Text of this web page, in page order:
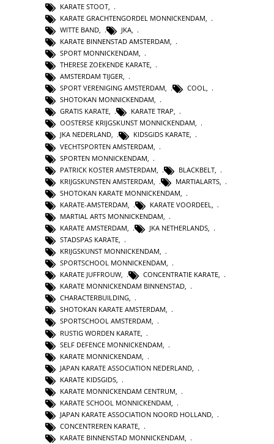
KARATE STOOT
KARATE GRACHTENGORDEL MONNICKENDAM
WITTE BAND
JKA
KARATE BINNENSTAD AMSTERDAM
SPORT MONNICKENDAM,
THERESE ZOEKENDE KARATE,
AMSTERDAM TIJGER,
SPORT VERENIGING AMSTERDAM, COOL,
SHOTOKAN MONNICKENDAM,
GRATIS KARATE, KARATE TRAP,
OOSTERSE KRIJGSKUNST MONNICKENDAM,
JKA NEDERLAND, KIDSGIDS KARATE,
VECHTSPORTEN AMSTERDAM
SPORTEN MONNICKENDAM
PATRICK KOSTER AMSTERDAM
BLACKBELT
KRIJGSKUNSTEN AMSTERDAM
MARTIALARTS
SHOTOKAN KARATE MONNICKENDAM
KARATE-AMSTERDAM
KARATE VOORDEEL
MARTIAL ARTS MONNICKENDAM
KARATE AMSTERDAM
JKA NETHERLANDS
STADSPAS KARATE,
KRIJGSKUNST MONNICKENDAM,
SPORTSCHOOL MONNICKENDAM,
KARATE JUFFROUW, CONCENTRATIE KARATE,
KARATE MONNICKENDAM BINNENSTAD,
CHARACTERBUILDING,
SHOTOKAN KARATE AMSTERDAM,
SPORTSCHOOL AMSTERDAM,
RUSTIG WORDEN KARATE
SELF DEFENCE MONNICKENDAM
KARATE MONNICKENDAM
JAPAN KARATE ASSOCIATION NEDERLAND
KARATE KIDSGIDS
KARATE MONNICKENDAM CENTRUM
KARATE SCHOOL MONNICKENDAM
JAPAN KARATE ASSOCIATION NOORD HOLLAND
CONCENTREREN KARATE,
KARATE BINNENSTAD MONNICKENDAM,